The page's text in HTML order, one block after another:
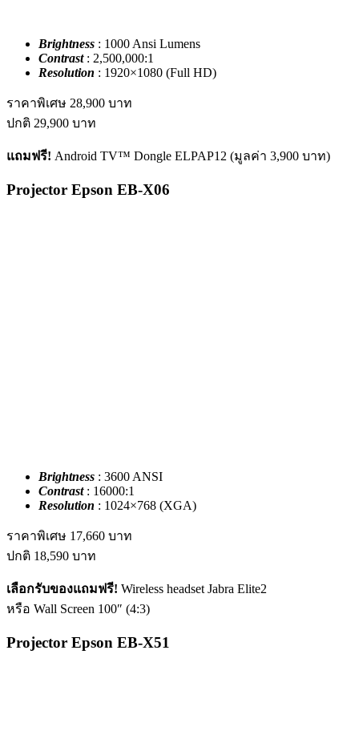
Brightness : 1000 Ansi Lumens
Contrast: 2,500,000:1
Resolution : 1920×1080 (Full HD)
ราคาพิเศษ 28,900 บาท
ปกติ 29,900 บาท
แถมฟรี! Android TV™ Dongle ELPAP12 (มูลค่า 3,900 บาท)
Projector Epson EB-X06
Brightness : 3600 ANSI
Contrast: 16000:1
Resolution : 1024×768 (XGA)
ราคาพิเศษ 17,660 บาท
ปกติ 18,590 บาท
เลือกรับของแถมฟรี! Wireless headset Jabra Elite2
หรือ Wall Screen 100″ (4:3)
Projector Epson EB-X51